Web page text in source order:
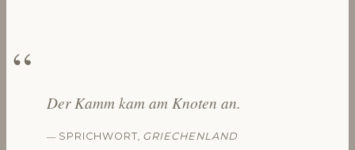
Der Kamm kam am Knoten an.
— SPRICHWORT GRIECHENLAND